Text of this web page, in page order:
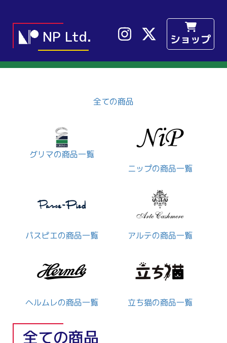
NP Ltd. ショップ
全ての商品
グリマの商品一覧
ニップの商品一覧
パスピエの商品一覧 アルテの商品一覧
ヘルムレの商品一覧 立ち猫の商品一覧
全ての商品